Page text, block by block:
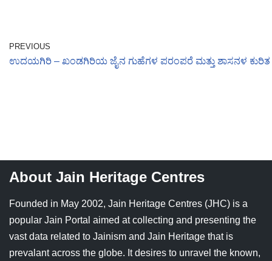
PREVIOUS
ಉದಯಗಿರಿ – ಖಂಡಗಿರಿಯ ಜೈನ ಗುಹೆಗಳ ಪರಂಪರೆ ಮತ್ತು ಶಾಸನಳ
About Jain Heritage Centres
Founded in May 2002, Jain Heritage Centres (JHC) is a
popular Jain Portal aimed at collecting and presenting the
vast data related to Jainism and Jain Heritage that is
prevalant across the globe. It desires to unravel the known,